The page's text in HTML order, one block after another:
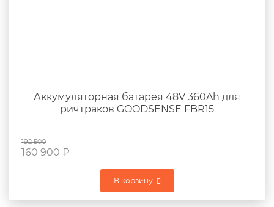
Аккумуляторная батарея 48V 360Ah для
ричтраков GOODSENSE FBR15
192 500
160 900 ₽
В корзину